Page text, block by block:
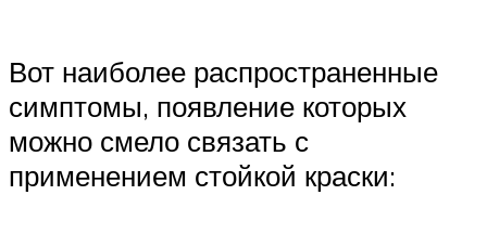
Вот наиболее распространенные
симптомы, появление которых
можно смело связать с
применением стойкой краски: